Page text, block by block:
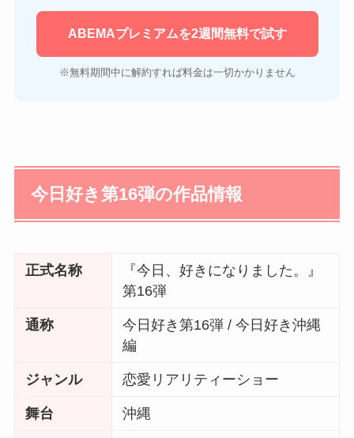
ABEMAプレミアムを2週間無料で試す
※無料期間中に解約すれば料金は一切かかりません
今日好き第16弾の作品情報
正式名称
『今日、好きになりました。』
第16弾
通称
今日好き第16弾 / 今日好き沖縄
編
ジャンル 恋愛リアリティーショー
舞台 沖縄